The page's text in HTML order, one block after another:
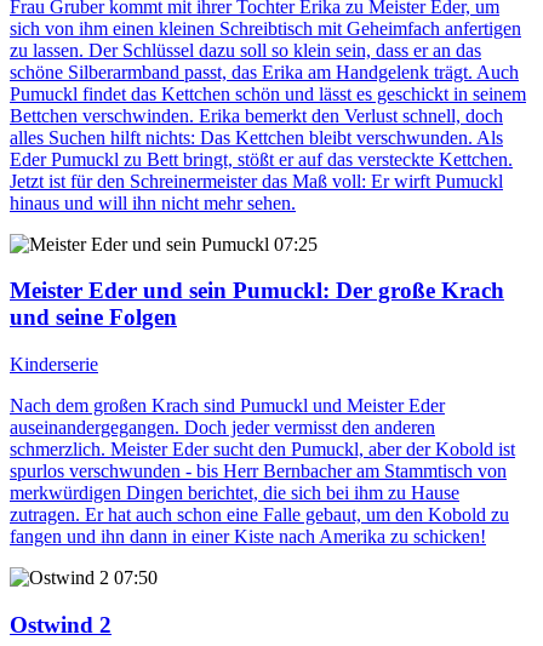
Frau Gruber kommt mit ihrer Tochter Erika zu Meister Eder, um
sich von ihm einen kleinen Schreibtisch mit Geheimfach anfertigen
zu lassen. Der Schlüssel dazu soll so klein sein, dass er an das
schöne Silberarmband passt, das Erika am Handgelenk trägt. Auch
Pumuckl findet das Kettchen schön und lässt es geschickt in seinem
Bettchen verschwinden. Erika bemerkt den Verlust schnell, doch
alles Suchen hilft nichts: Das Kettchen bleibt verschwunden. Als
Eder Pumuckl zu Bett bringt, stößt er auf das versteckte Kettchen.
Jetzt ist für den Schreinermeister das Maß voll: Er wirft Pumuckl
hinaus und will ihn nicht mehr sehen.
07:25
Meister Eder und sein Pumuckl: Der große Krach
und seine Folgen
Kinderserie
Nach dem großen Krach sind Pumuckl und Meister Eder
auseinandergegangen. Doch jeder vermisst den anderen
schmerzlich. Meister Eder sucht den Pumuckl, aber der Kobold ist
spurlos verschwunden - bis Herr Bernbacher am Stammtisch von
merkwürdigen Dingen berichtet, die sich bei ihm zu Hause
zutragen. Er hat auch schon eine Falle gebaut, um den Kobold zu
fangen und ihn dann in einer Kiste nach Amerika zu schicken!
07:50
Ostwind 2